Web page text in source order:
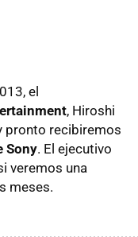
el
, Hiroshi
pronto recibiremos
Sony. El ejecutivo
veremos una
meses.